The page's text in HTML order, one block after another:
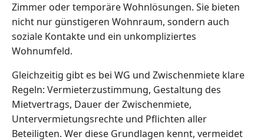
Zimmer oder temporäre Wohnlösungen. Sie bieten
nicht nur günstigeren Wohnraum, sondern auch
soziale Kontakte und ein unkompliziertes
Wohnumfeld.
Gleichzeitig gibt es bei WG und Zwischenmiete klare
Regeln: Vermieterzustimmung, Gestaltung des
Mietvertrags, Dauer der Zwischenmiete,
Untervermietungsrechte und Pflichten aller
Beteiligten. Wer diese Grundlagen kennt, vermeidet